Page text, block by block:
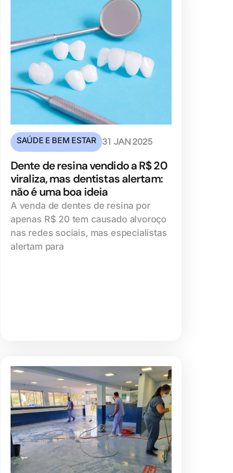
SAÚDE E BEM ESTAR 31 JAN 2025
Dente de resina vendido a R$ 20
viraliza, mas dentistas alertam:
não é uma boa ideia
A venda de dentes de resina por
apenas R$ 20 tem causado alvoroço
nas redes sociais, mas especialistas
alertam para